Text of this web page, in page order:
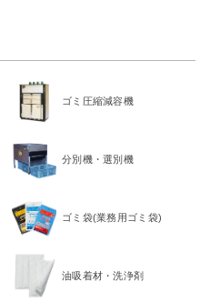
ゴミ圧縮減容機
分別機・選別機
ゴミ袋(業務用ゴミ袋)
油吸着材・洗浄剤